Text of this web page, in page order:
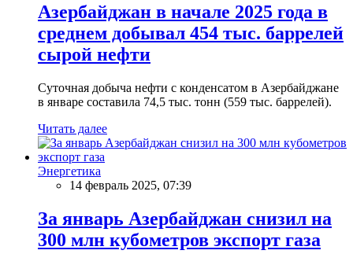
Азербайджан в начале 2025 года в
среднем добывал 454 тыс. баррелей
сырой нефти
Суточная добыча нефти с конденсатом в Азербайджане
в январе составила 74,5 тыс. тонн (559 тыс. баррелей).
Читать далее
Энергетика
14 февраль 2025, 07:39
За январь Азербайджан снизил на
300 млн кубометров экспорт газа